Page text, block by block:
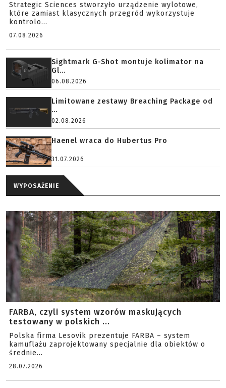
Strategic Sciences stworzyło urządzenie wylotowe,
które zamiast klasycznych przegród wykorzystuje
kontrolo...
07.08.2026
Sightmark G-Shot montuje kolimator na
Gl...
06.08.2026
Limitowane zestawy Breaching Package od
...
02.08.2026
Haenel wraca do Hubertus Pro
31.07.2026
WYPOSAŻENIE
FARBA, czyli system wzorów maskujących
testowany w polskich ...
Polska firma Lesovik prezentuje FARBA – system
kamuflażu zaprojektowany specjalnie dla obiektów o
średnie...
28.07.2026